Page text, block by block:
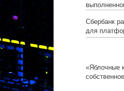
Сбербанк
для
«Яблочные